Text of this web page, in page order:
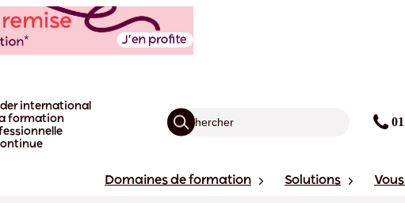
international
formation
Domaines de formation Solutions